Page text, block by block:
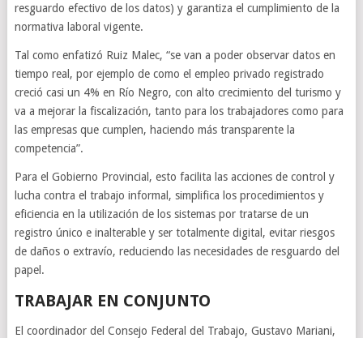
resguardo efectivo de los datos) y garantiza el cumplimiento de la
normativa laboral vigente.
Tal como enfatizó Ruiz Malec, “se van a poder observar datos en
tiempo real, por ejemplo de como el empleo privado registrado
creció casi un 4% en Río Negro, con alto crecimiento del turismo y
va a mejorar la fiscalización, tanto para los trabajadores como para
las empresas que cumplen, haciendo más transparente la
competencia”.
Para el Gobierno Provincial, esto facilita las acciones de control y
lucha contra el trabajo informal, simplifica los procedimientos y
eficiencia en la utilización de los sistemas por tratarse de un
registro único e inalterable y ser totalmente digital, evitar riesgos
de daños o extravío, reduciendo las necesidades de resguardo del
papel.
TRABAJAR EN CONJUNTO
El coordinador del Consejo Federal del Trabajo, Gustavo Mariani,